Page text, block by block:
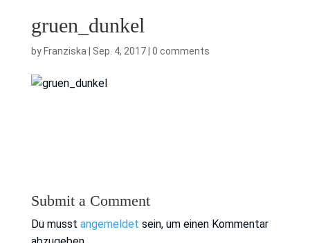
gruen_dunkel
by Franziska Sep. 4, 2017| 0 comments
Submit a Comment
Du musst angemeldet sein, um einen Kommentar